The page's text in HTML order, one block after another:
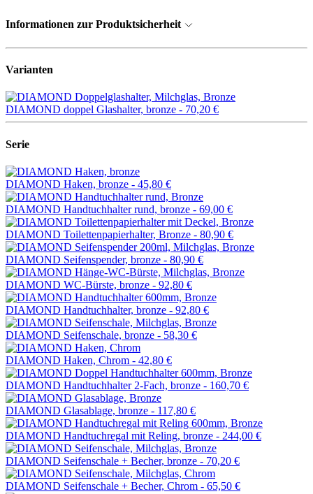
Informationen zur Produktsicherheit
Varianten
DIAMOND doppel Glashalter, bronze - 70,20 €
Serie
DIAMOND Haken, bronze - 45,80 €
DIAMOND Handtuchhalter rund, bronze - 69,00 €
DIAMOND Toilettenpapierhalter, Bronze - 80,90 €
DIAMOND Seifenspender, bronze - 80,90 €
DIAMOND WC-Bürste, bronze - 92,80 €
DIAMOND Handtuchhalter, bronze - 92,80 €
DIAMOND Seifenschale, bronze - 58,30 €
DIAMOND Haken, Chrom - 42,80 €
DIAMOND Handtuchhalter 2-Fach, bronze - 160,70 €
DIAMOND Glasablage, bronze - 117,80 €
DIAMOND Handtuchregal mit Reling, bronze - 244,00 €
DIAMOND Seifenschale + Becher, bronze - 70,20 €
DIAMOND Seifenschale + Becher, Chrom - 65,50 €